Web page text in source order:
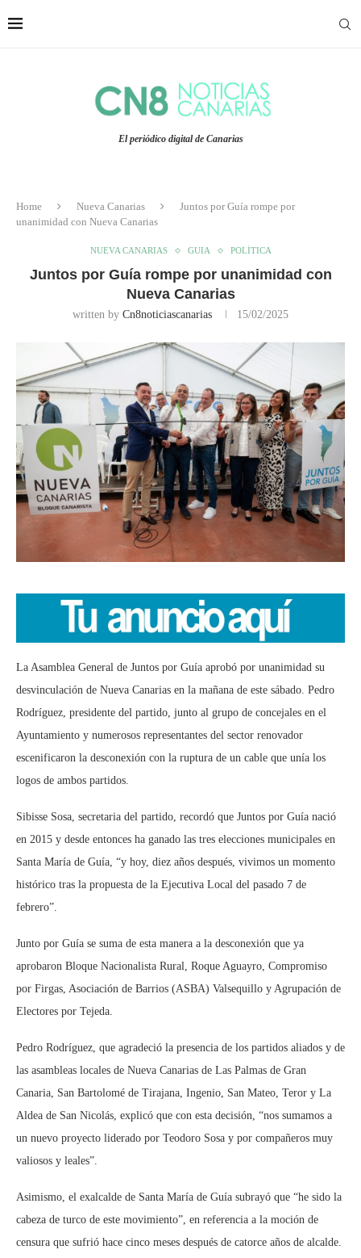
El periódico digital de Canarias
Home Nueva Canarias
Juntos por Guía rompe por
unanimidad con Nueva Canarias
NUEVA CANARIAS GUIA POLÍTICA
Juntos por Guía rompe por unanimidad con
Nueva Canarias
written by Cn8noticiascanarias 15/02/2025
La Asamblea General de Juntos por Guía aprobó por unanimidad su
desvinculación de Nueva Canarias en la mañana de este sábado. Pedro
Rodríguez, presidente del partido, junto al grupo de concejales en el
Ayuntamiento y numerosos representantes del sector renovador
escenificaron la desconexión con la ruptura de un cable que unía los
logos de ambos partidos.
Sibisse Sosa, secretaria del partido, recordó que Juntos por Guía nació
en 2015 y desde entonces ha ganado las tres elecciones municipales en
Santa María de Guía, “y hoy, diez años después, vivimos un momento
histórico tras la propuesta de la Ejecutiva Local del pasado 7 de
febrero”.
Junto por Guía se suma de esta manera a la desconexión que ya
aprobaron Bloque Nacionalista Rural, Roque Aguayro, Compromiso
por Firgas, Asociación de Barrios (ASBA) Valsequillo y Agrupación de
Electores por Tejeda.
Pedro Rodríguez, que agradeció la presencia de los partidos aliados y de
las asambleas locales de Nueva Canarias de Las Palmas de Gran
Canaria, San Bartolomé de Tirajana, Ingenio, San Mateo, Teror y La
Aldea de San Nicolás, explicó que con esta decisión, “nos sumamos a
un nuevo proyecto liderado por Teodoro Sosa y por compañeros muy
valiosos y leales”.
Asimismo, el exalcalde de Santa María de Guía subrayó que “he sido la
cabeza de turco de este movimiento”, en referencia a la moción de
censura que sufrió hace cinco meses después de catorce años de alcalde.